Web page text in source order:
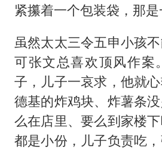
紧攥着一个包装袋，那是
虽然太太三令五申小孩
可张文总喜欢顶风作案
子，儿子一哀求，他就
德基的炸鸡块、炸薯条
么在店里、要么到家楼
都是小份，儿子负责吃，